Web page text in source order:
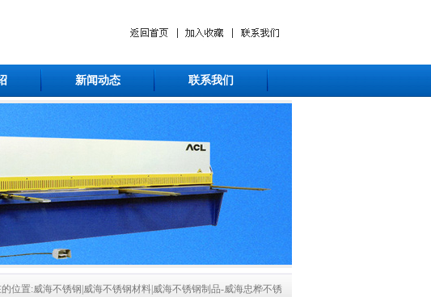
新闻动态 联系我们
位置:威海不锈钢|威海不锈钢材料|威海不锈钢制品-威海忠桦不锈